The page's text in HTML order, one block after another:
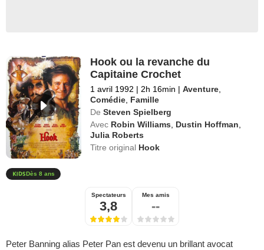
Hook ou la revanche du
Capitaine Crochet
1 avril 1992 | 2h 16min | Aventure
Comédie Famille
De Steven Spielberg
Avec Robin Williams Dustin Hoffman
Julia Roberts
Titre original Hook
Dès 8 ans
Spectateurs
3,8
Mes amis
--
Peter Banning alias Peter Pan est devenu un brillant avocat